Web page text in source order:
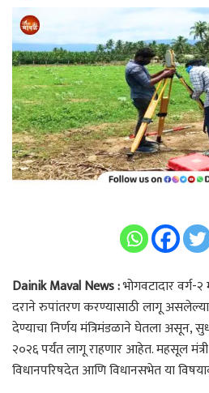
Dainik Maval News :भोगवटादार वर्ग-
दराने रुपांतरण करण्यासाठी लागू
देण्याचा निर्णय मंत्रिमंडळाने घेतला असून,
२०२६ पर्यंत लागू राहणार आहेत. महसूल
विधानपरिषदेत आणि विधानसभेत या